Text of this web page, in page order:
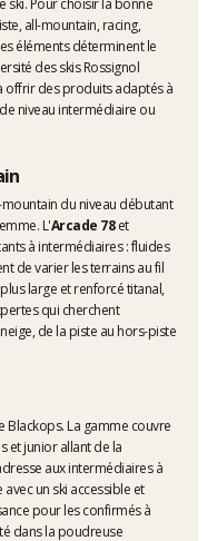
ski. Pour choisir la bonne
all-mountain, racing,
éléments déterminent le
des skis Rossignol
offrir des produits adaptés à
niveau intermédiaire ou
du niveau débutant
L'Arcade 78et
à intermédiaires : fluides
de varier les terrains au fil
large et renforcé titanal,
qui cherchent
de la piste au hors-piste
La gamme couvre
et junior allant de la
aux intermédiaires à
un ski accessible et
pour les confirmés à
dans la poudreuse